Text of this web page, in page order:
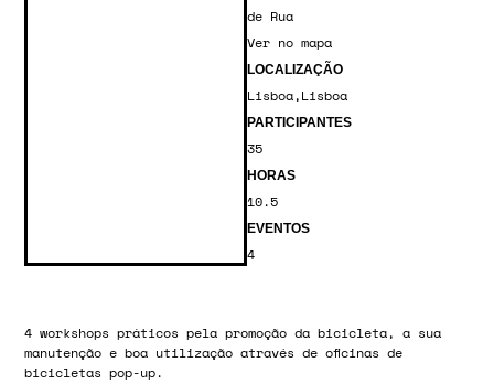
de Rua
Ver no mapa
LOCALIZAÇÃO
Lisboa,Lisboa
PARTICIPANTES
35
HORAS
10.5
EVENTOS
4
4 workshops práticos pela promoção da bicicleta, a sua
manutenção e boa utilização através de oficinas de
bicicletas pop-up.